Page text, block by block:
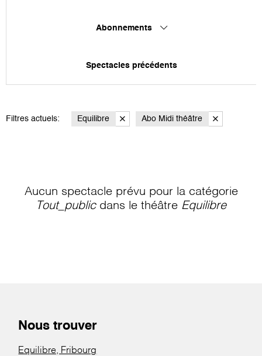
Abonnements
Spectacles précédents
Filtres actuels: Equilibre Abo Midi théâtre
Aucun spectacle prévu pour la catégorie
Tout_publicdans le théâtre Equilibre
Nous trouver
Equilibre, Fribourg